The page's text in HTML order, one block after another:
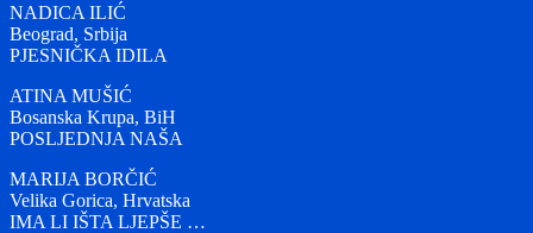
NADICA ILIĆ
Beograd, Srbija
PJESNIČKA IDILA
ATINA MUŠIĆ
Bosanska Krupa, BiH
POSLJEDNJA NAŠA
MARIJA BORČIĆ
Velika Gorica, Hrvatska
IMA LI IŠTA LJEPŠE …